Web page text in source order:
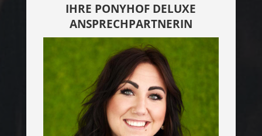
IHRE PONYHOF DELUXE
ANSPRECHPARTNERIN